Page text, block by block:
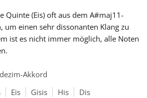
Quinte (Eis) oft aus dem A#maj11-
um einen sehr dissonanten Klang zu
ist es nicht immer möglich, alle Noten
Akkord
Eis Gisis His Dis